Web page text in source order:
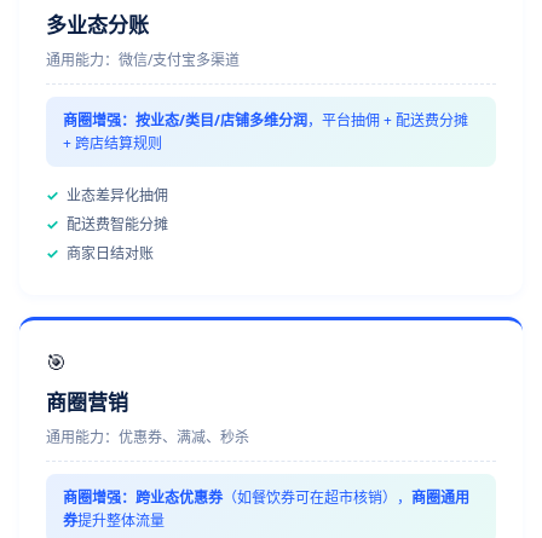
多业态分账
通用能力：微信/支付宝多渠道
商圈增强： 按业态/类目/店铺多维分润，平台抽佣 + 配送费分摊
+ 跨店结算规则
✓ 业态差异化抽佣
✓ 配送费智能分摊
✓ 商家日结对账
🎯
商圈营销
通用能力：优惠券、满减、秒杀
商圈增强： 跨业态优惠券（如餐饮券可在超市核销）， 商圈通用
券提升整体流量